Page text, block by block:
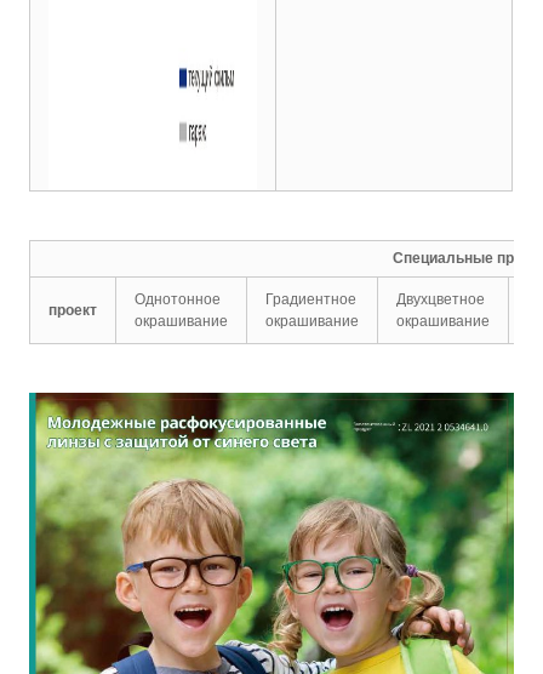
Специальные
проект
Однотонное
окрашивание
Градиентное
окрашивание
Двухцветное
окрашивание